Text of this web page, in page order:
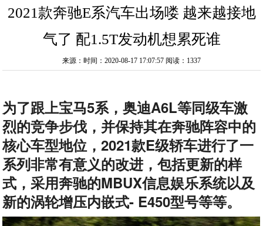
2021款奔驰E系汽车出场喽 越来越接地
气了 配1.5T发动机想累死谁
来源：时间：2020-08-17 17:07:57 阅读：1337
为了跟上宝马5系，奥迪A6L等同级车激
烈的竞争步伐，并保持其在奔驰阵容中的
核心车型地位，2021款E级轿车进行了一
系列非常有意义的改进，包括更新的样
式，采用奔驰的MBUX信息娱乐系统以及
新的涡轮增压内嵌式- E450型号等等。